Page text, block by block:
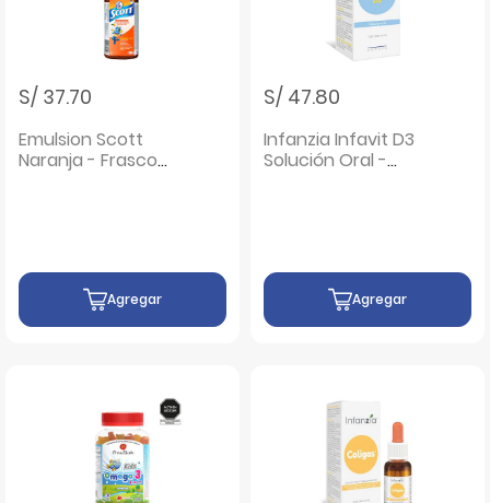
S/ 37.70
Emulsion Scott
Naranja - Frasco
Agregar
S/ 47.80
Infanzia Infavit D3
Solución Oral -
Agregar